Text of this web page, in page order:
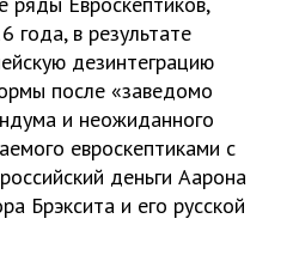
года, в результате
дезинтеграцию
после «заведомо
и неожиданного
евроскептиками с
деньги Аарона
Брэксита и его русской